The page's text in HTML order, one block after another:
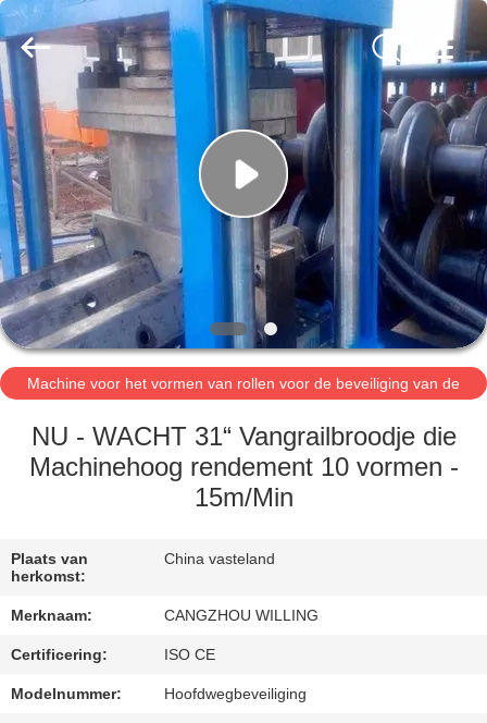
HUIS
PRODUCTEN
OVER
ONS
FABRIEKSTOCHT
KWALITEITSCONTROLE
PRIVACYBELEID
Famous
International
Trading
Co.,
Ltd.
All
Rights
Reserved.
Machine voor het vormen van rollen voor de beveiliging van de
NU - WACHT 31“ Vangrailbroodje die
Machinehoog rendement 10 vormen -
15m/Min
Plaats van
herkomst:
China vasteland
Merknaam: CANGZHOU WILLING
Certificering: ISO CE
Modelnummer: Hoofdwegbeveiliging